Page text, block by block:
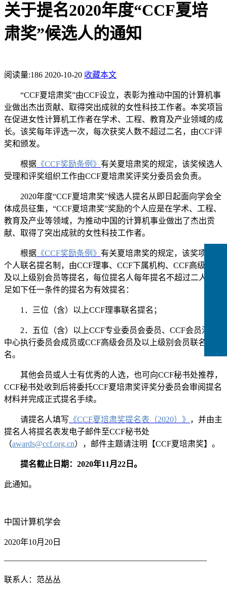
关于提名2020年度“CCF夏培
肃奖”候选人的通知
阅读量:186 2020-10-20 收藏本文
“CCF夏培肃奖”由CCF设立，表彰为推动中国的计算机事
业做出杰出贡献、取得突出成就的女性科技工作者。本奖项旨
在促进女性计算机工作者在学术、工程、教育及产业领域的成
长。该奖每年评选一次，每次获奖人数不超过二名，由CCF评
奖和颁发。
根据 《CCF奖励条例》 有关夏培肃奖的规定，该奖候选人
受理和评奖组织工作由CCF夏培肃奖评奖分委员会负责。
2020年度“CCF夏培肃奖”候选人提名从即日起面向学会全
体成员征集，“CCF夏培肃奖”奖励的个人应是在学术、工程、
教育及产业等领域，为推动中国的计算机事业做出了杰出贡
献、取得了突出成就的女性科技工作者。
根据 《CCF奖励条例》 有关夏培肃奖的规定，该奖项实行
个人联名提名制，由CCF理事、CCF下属机构、CCF高级会员
及以上级别会员等提名，每位提名人每年提名不超过二人。满
足如下任一条件的提名为有效提名：
1．三位（含）以上CCF理事联名提名；
2．五位（含）以上CCF专业委员会委员、CCF会员活动
中心执行委员会成员或CCF高级会员及以上级别会员联名提
名。
其他会员或人士有优秀的人选，也可向CCF秘书处推荐，
CCF秘书处收到后将委托CCF夏培肃奖评奖分委员会审阅提名
材料并完成正式提名手续。
请提名人填写 《CCF夏培肃奖提名表（2020）》 ，并由主
提名人将提名表发电子邮件至CCF秘书处
（awards@ccf.org.cn），邮件主题请注明【CCF夏培肃奖】。
提名截止日期：2020年11月22日。
此通知。
中国计算机学会
2020年10月20日
―――――――――――――――――――――――――
联系人：范丛丛